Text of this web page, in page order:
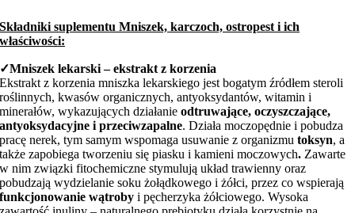
Składniki suplementu Mniszek, karczoch, ostropest i ich
właściwości:
✓Mniszek lekarski – ekstrakt z korzenia
Ekstrakt z korzenia mniszka lekarskiego jest bogatym źródłem steroli
roślinnych, kwasów organicznych, antyoksydantów, witamin i
minerałów, wykazujących działanieodtruwające, oczyszczające,
antyoksydacyjne i przeciwzapalne. Działa moczopędnie i pobudza
pracę nerek, tym samym wspomaga usuwanie z organizmutoksyn, a
także zapobiega tworzeniu się piasku i kamieni moczowych. Zawarte
w nim związki fitochemiczne stymulują układ trawienny oraz
pobudzają wydzielanie soku żołądkowego i żółci, przez co wspierają
funkcjonowanie wątroby i pęcherzyka żółciowego. Wysoka